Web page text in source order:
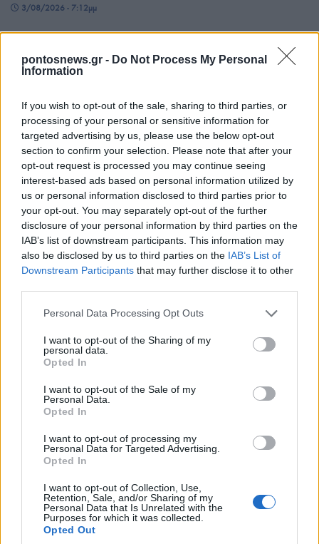
pontosnews.gr - Do Not Process My Personal
Information
If you wish to opt-out of the sale, sharing to third parties, or
processing of your personal or sensitive information for
targeted advertising by us, please use the below opt-out
section to confirm your selection. Please note that after your
opt-out request is processed you may continue seeing
interest-based ads based on personal information utilized by
us or personal information disclosed to third parties prior to
your opt-out. You may separately opt-out of the further
disclosure of your personal information by third parties on the
IAB’s list of downstream participants. This information may
also be disclosed by us to third parties on the IAB’s List of
Downstream Participants that may further disclose it to other
Please note that this website/app uses one or more Google
not limited to your visit or usage behaviour. You may click to
grant or deny consent to Google and its third-party tags to
use your data for below specified purposes in below Google
consent section.
Personal Data Processing Opt Outs
I want to opt-out of the Sharing of my
personal data.
Opted In
I want to opt-out of the Sale of my
Personal Data.
Opted In
I want to opt-out of processing my
Personal Data for Targeted Advertising.
Opted In
I want to opt-out of Collection, Use,
Retention, Sale, and/or Sharing of my
Personal Data that Is Unrelated with the
Purposes for which it was collected.
Opted Out
3/08/2026 - 7:12μμ
ΑΘΛΗΤΙΣΜΟΣ
Conference League: Με τον ηττημένο του
Χράντετς Κράλοβε – Μπεσίκτας ο Παναθηναϊκός
– Ο αντίπαλος του ΠΑΟΚ
ΑΘΛΗΤΙΣΜΟΣ
Europa League: Με τον ηττημένο του Λέφσκι
Σόφιας – Καϊράτ Αλμάτι ο ΠΑΟΚ – Απέφυγε τα